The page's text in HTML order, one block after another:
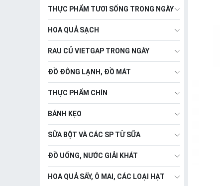
THỰC PHẨM TƯƠI SỐNG TRONG NGÀY
HOA QUẢ SẠCH
RAU CỦ VIETGAP TRONG NGÀY
ĐỒ ĐÔNG LẠNH, ĐỒ MÁT
THỰC PHẨM CHÍN
BÁNH KẸO
SỮA BỘT VÀ CÁC SP TỪ SỮA
ĐỒ UỐNG, NƯỚC GIẢI KHÁT
HOA QUẢ SẤY, Ô MAI, CÁC LOẠI HẠT